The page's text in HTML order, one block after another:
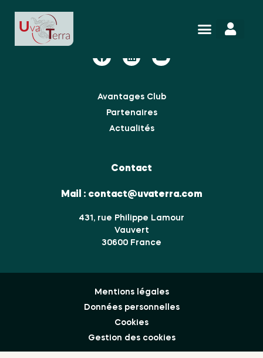
Avantages Club
Partenaires
Actualités
Contact
Mail : contact@uvaterra.com
431, rue Philippe Lamour
Vauvert
30600 France
Mentions légales
Données personnelles
Cookies
Gestion des cookies